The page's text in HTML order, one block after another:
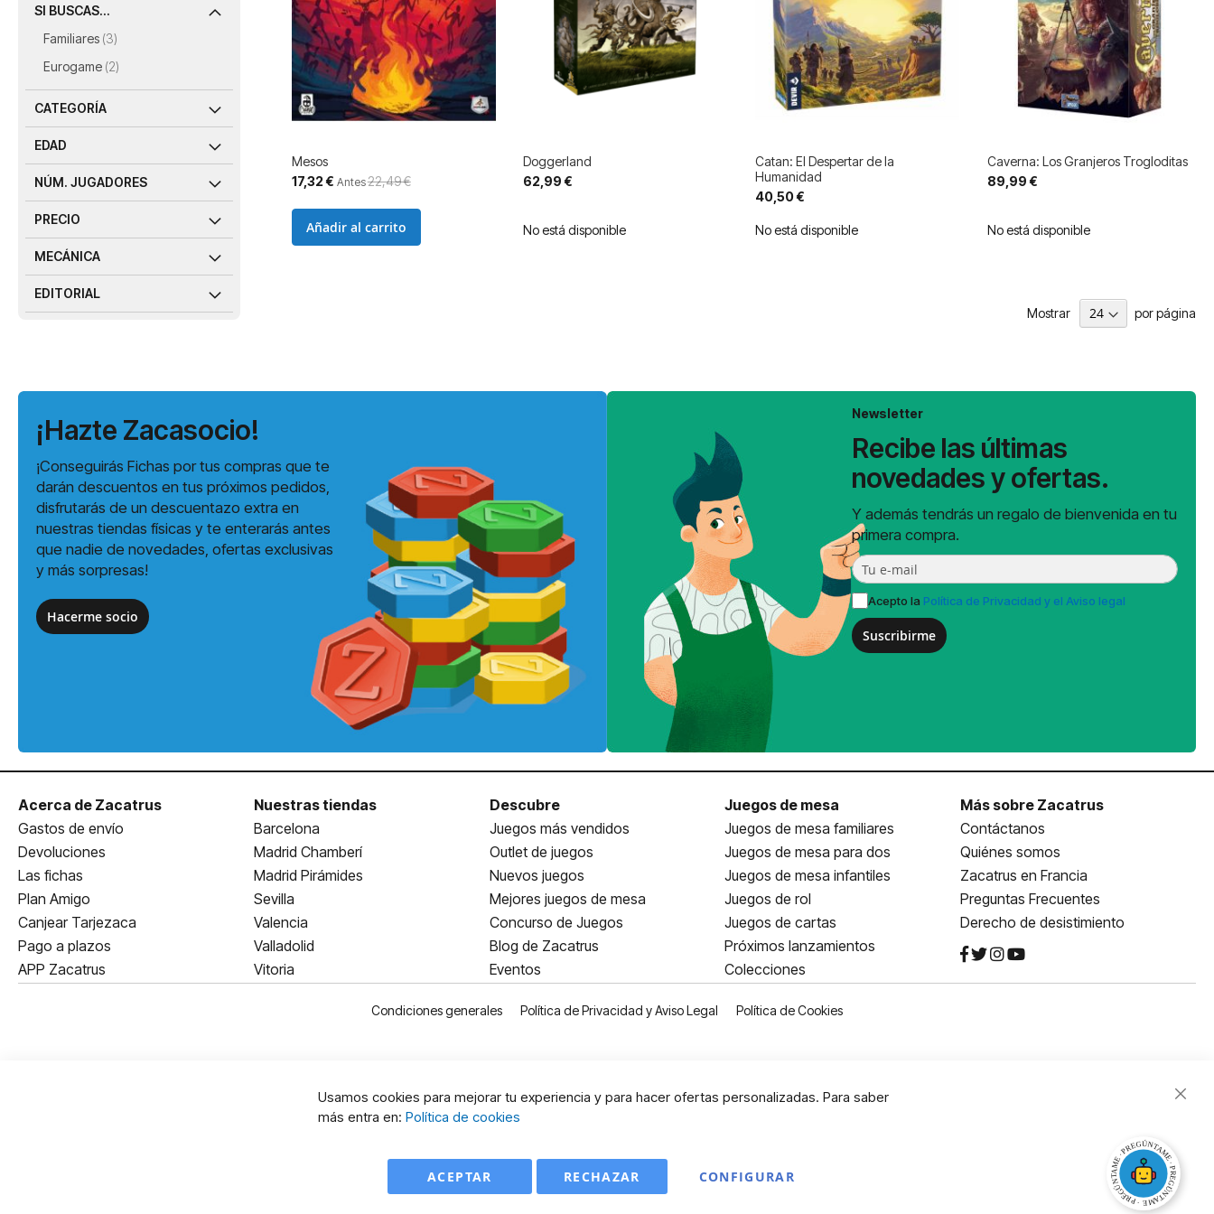
Mesos
Precio
especial
17,32 € Antes22,49 €
Añadir al carrito
Doggerland
62,99 €
No está disponible
Catan: El Despertar de la
Humanidad
40,50 €
No está disponible
Caverna: Los Granjeros Trogloditas
89,99 €
No está disponible
Mostrar por página
SI BUSCAS...
Familiares 3
artículos
Eurogame 2
artículos
CATEGORÍA
EDAD
NÚM. JUGADORES
PRECIO
MECÁNICA
EDITORIAL
¡Hazte Zacasocio!
¡Conseguirás Fichas por tus compras que te
darán descuentos en tus próximos pedidos,
disfrutarás de un descuentazo extra en
nuestras tiendas físicas y te enterarás antes
que nadie de novedades, ofertas exclusivas
y más sorpresas!
Hacerme socio
Newsletter
Recibe las últimas
novedades y ofertas.
Y además tendrás un regalo de bienvenida en tu
primera compra.
Acepto la Política de Privacidad y el Aviso legal
Suscribirme
Acerca de Zacatrus
Gastos de envío
Devoluciones
Las fichas
Plan Amigo
Canjear Tarjezaca
Pago a plazos
APP Zacatrus
Nuestras tiendas
Barcelona
Madrid Chamberí
Madrid Pirámides
Sevilla
Valencia
Valladolid
Vitoria
Descubre
Juegos más vendidos
Outlet de juegos
Nuevos juegos
Mejores juegos de mesa
Concurso de Juegos
Blog de Zacatrus
Eventos
Juegos de mesa
Juegos de mesa familiares
Juegos de mesa para dos
Juegos de mesa infantiles
Juegos de rol
Juegos de cartas
Próximos lanzamientos
Colecciones
Más sobre Zacatrus
Contáctanos
Quiénes somos
Zacatrus en Francia
Preguntas Frecuentes
Derecho de desistimiento
Condiciones generales Política de Privacidad y Aviso Legal Política de Cookies
Usamos cookies para mejorar tu experiencia y para hacer ofertas personalizadas. Para saber
más entra en: Política de cookies
ACEPTAR CONFIGURAR
RECHAZAR